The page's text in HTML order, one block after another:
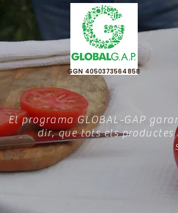
GGN 4050373564858
El programa GLOBAL-GAP
dir, que tots els